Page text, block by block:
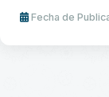
Fecha de